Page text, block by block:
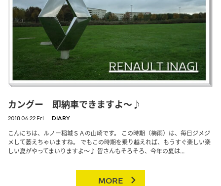
カングー 即納車できますよ～♪
2018.06.22.Fri DIARY
こんにちは、ルノー稲城ＳＡの山崎です。 この時期（梅雨）は、毎日ジメジ
メして萎えちゃいますね。 でもこの時期を乗り越えれば、もうすぐ楽しい楽
しい夏がやってまいりますよ～♪ 皆さんもそろそろ、今年の夏は...
MORE